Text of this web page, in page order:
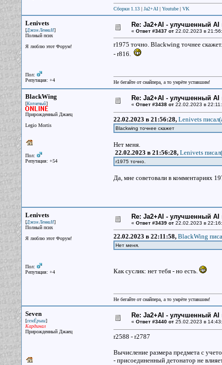
Сборки 1.13| Ja2+AI| Youtube| VK
Lenivets
[Джон ЛенниН]
Полный псих
Я люблю этот Форум!
Пол:
Репутация: +4
Re: Ja2+AI - улучшенный AI
« Ответ #3437 от22.02.2023 в
r1975 точно. Blackwing точнее
- r816.
Не бегайте от снайпера, а то умрёте уставшим!
BlackWing
[Копченый]
Прирожденный Джаец
Legio Mortis
Пол:
Репутация: +54
Re: Ja2+AI - улучшенный AI
« Ответ #3438 от22.02.2023 в
22.02.2023 в 21:56:28, Lenivets
Blackwing точнее скажет
Нет меня.
22.02.2023 в 21:56:28, Lenivets
r1975 точно.
Да, мне советовали в комментариях
Lenivets
[Джон ЛенниН]
Полный псих
Я люблю этот Форум!
Пол:
Репутация: +4
Re: Ja2+AI - улучшенный AI
« Ответ #3439 от22.02.2023 в
22.02.2023 в 22:11:58, BlackWing
Нет меня.
Как суслик: нет тебя - но есть.
Не бегайте от снайпера, а то умрёте уставшим!
Seven
[семЁрыш]
Кардинал
Прирожденный Джаец
Re: Ja2+AI - улучшенный AI
« Ответ #3440 от25.02.2023 в
r2588 - r2787
Вычисление размера предмета с
- присоединенный детонатор не